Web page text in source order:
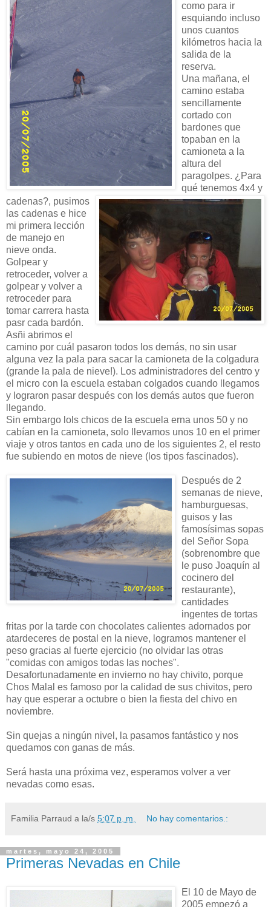
como para ir
esquiando incluso
unos cuantos
kilómetros hacia la
salida de la
reserva.
Una mañana, el
camino estaba
sencillamente
cortado con
bardones que
topaban en la
camioneta a la
altura del
paragolpes. ¿Para
qué tenemos 4x4 y
cadenas?, pusimos
las cadenas e hice
mi primera lección
de manejo en
nieve onda.
Golpear y
retroceder, volver a
golpear y volver a
retroceder para
tomar carrera hasta
pasr cada bardón.
Asñi abrimos el
camino por cuál pasaron todos los demás, no sin usar
alguna vez la pala para sacar la camioneta de la colgadura
(grande la pala de nieve!). Los administradores del centro y
el micro con la escuela estaban colgados cuando llegamos
y lograron pasar después con los demás autos que fueron
llegando.
Sin embargo lols chicos de la escuela erna unos 50 y no
cabían en la camioneta, solo llevamos unos 10 en el primer
viaje y otros tantos en cada uno de los siguientes 2, el resto
fue subiendo en motos de nieve (los tipos fascinados).
Después de 2
semanas de nieve,
hamburguesas,
guisos y las
famosísimas sopas
del Señor Sopa
(sobrenombre que
le puso Joaquín al
cocinero del
restaurante),
cantidades
ingentes de tortas
fritas por la tarde con chocolates calientes adornados por
atardeceres de postal en la nieve, logramos mantener el
peso gracias al fuerte ejercicio (no olvidar las otras
"comidas con amigos todas las noches".
Desafortunadamente en invierno no hay chivito, porque
Chos Malal es famoso por la calidad de sus chivitos, pero
hay que esperar a octubre o bien la fiesta del chivo en
noviembre.
Sin quejas a ningún nivel, la pasamos fantástico y nos
quedamos con ganas de más.
Será hasta una próxima vez, esperamos volver a ver
nevadas como esas.
Familia Parraud a la/s 5:07 p. m. No hay comentarios.:
martes, mayo 24, 2005
Primeras Nevadas en Chile
El 10 de Mayo de
2005 empezó a